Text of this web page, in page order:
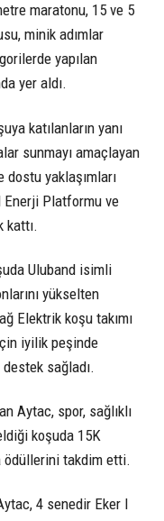
maratonu, 15 ve 5
minik adımlar
yapılan
yer aldı.
katılanların yanı
sunmayı amaçlayan
dostu yaklaşımları
Enerji Platformu ve
kattı.
Uluband isimli
yükselten
Elektrik koşu takımı
iyilik peşinde
sağladı.
Aytac, spor, sağlıklı
koşuda 15K
ödüllerini takdim etti.
4 senedir Eker I